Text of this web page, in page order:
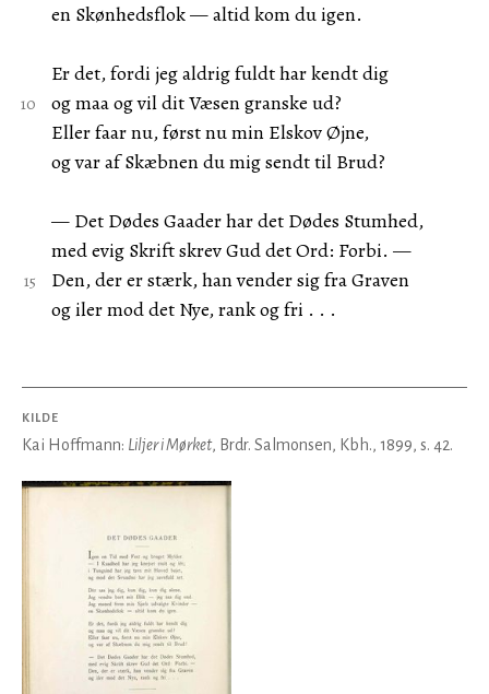
en Skønhedsflok — altid kom du igen.
Er det, fordi jeg aldrig fuldt har kendt dig
og maa og vil dit Væsen granske ud?
Eller faar nu, først nu min Elskov Øjne,
og var af Skæbnen du mig sendt til Brud?
— Det Dødes Gaader har det Dødes Stumhed,
med evig Skrift skrev Gud det Ord: Forbi. —
Den, der er stærk, han vender sig fra Graven
og iler mod det Nye, rank og fri . . .
KILDE
Kai Hoffmann: Liljer i Mørket, Brdr. Salmonsen, Kbh., 1899, s. 42.